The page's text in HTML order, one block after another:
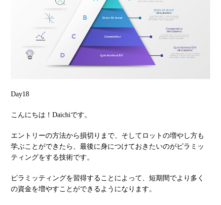
Day18
こんにちは！Daichiです。
エントリーの方法から損切りまで、そしてロットの増やし方も
学ぶことができたら、最後に身につけておきたいのがピラミッ
ティングをする技術です。
ピラミッティングを習得することによって、短期間でより多く
の資金を増やすことができるようになります。